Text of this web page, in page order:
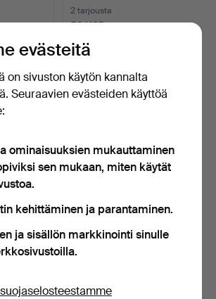
2 tarjousta
53 USD
PHOLC. KATTOVALAISIN, PHOLC.
1 päivä
Arvio
evästeitä
on sivuston käytön kannalta
Seuraavien evästeiden käyttöä
ominaisuuksien mukauttaminen
sen mukaan, miten käytät
kehittäminen ja parantaminen.
ja sisällön markkinointi sinulle